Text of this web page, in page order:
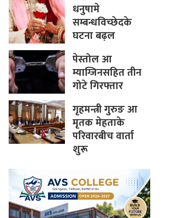
धनुषामे
सम्बन्धविच्छेदके
घटना बढ़ल
पेस्तोल आ
म्याग्जिनसहित तीन
गोटे गिरफ्तार
गृहमन्त्री गुरुङ आ
मृतक मेहताके
परिवारबीच वार्ता
शुरू